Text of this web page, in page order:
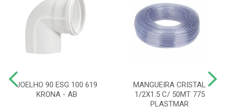
JOELHO 90 ESG 100 619
KRONA - AB
MANGUEIRA CRISTAL
1/2X1.5 C/ 50MT 775
PLASTMAR